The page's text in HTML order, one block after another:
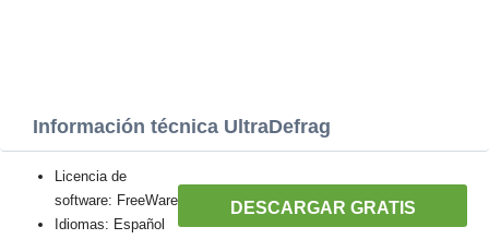
Información técnica UltraDefrag
DESCARGAR GRATIS
Licencia de
software: FreeWare
Idiomas: Español